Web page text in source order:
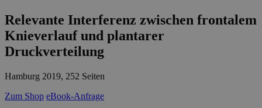
Relevante Interferenz zwischen frontalem
Knieverlauf und plantarer
Druckverteilung
Hamburg 2019, 252 Seiten
Zum Shop eBook-Anfrage